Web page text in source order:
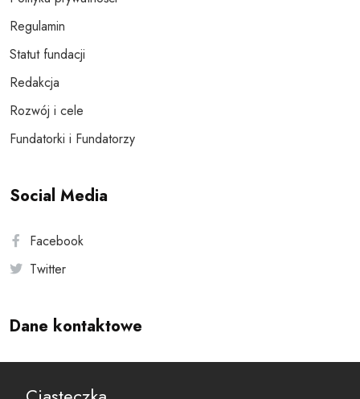
Regulamin
Statut fundacji
Redakcja
Rozwój i cele
Fundatorki i Fundatorzy
Social Media
Facebook
Twitter
Dane kontaktowe